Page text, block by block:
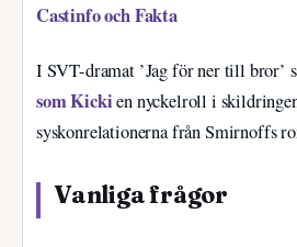
Castinfo och Fakta
I SVT-dramat ’Jag för ner till bror’
som Kickien nyckelroll i
syskonrelationerna från Smirnoffs
Vanliga frågor